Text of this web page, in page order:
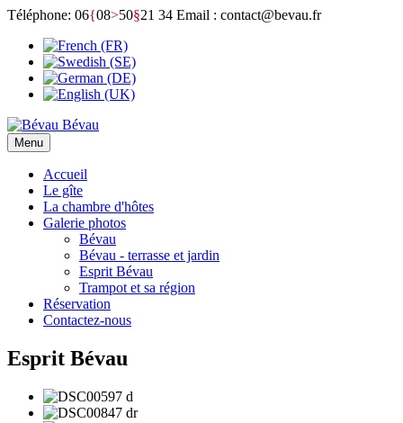
Téléphone: 06{08>50§21 34 Email : contact@bevau.fr
Bévau
Menu
Accueil
Le gîte
La chambre d'hôtes
Galerie photos
Bévau
Bévau - terrasse et jardin
Esprit Bévau
Trampot et sa région
Réservation
Contactez-nous
Esprit Bévau